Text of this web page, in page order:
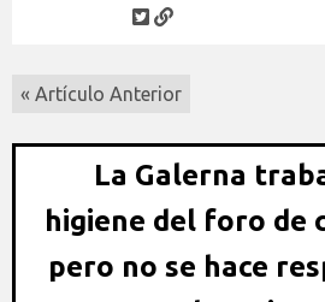
« Artículo Anterior
La Galerna
higiene del foro de
pero no se hace